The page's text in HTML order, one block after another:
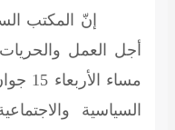
إنّ المكتب
أجل العمل
السياسية